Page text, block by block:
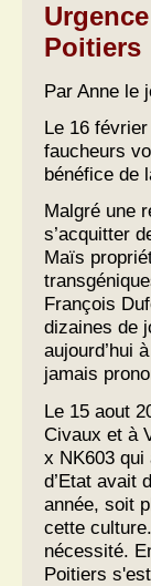
Poitiers
Par Anne le
Le 16
faucheurs
bénéfice de
Malgré une
s’acquitter
Maïs
François
dizaines de
aujourd’hui
jamais
Le 15 aout
Civaux et à
x NK603 qui
d’Etat avait
année, soit
cette
nécessité.
Poitiers